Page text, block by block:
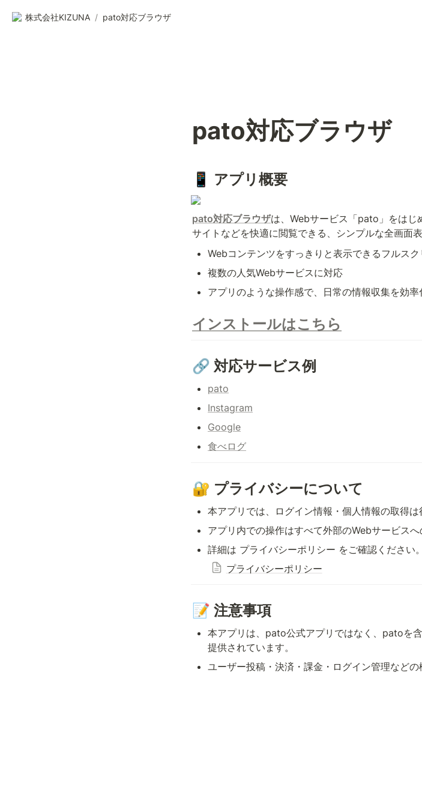
株式会社KIZUNA / pato対応ブラウザ
pato対応ブラウザ
📱 アプリ概要
pato対応ブラウザは、Webサービス「pato」をは
サイトなどを快適に閲覧できる、シンプルな全画面
Webコンテンツをすっきりと表示できるフルス
複数の人気Webサービスに対応
アプリのような操作感で、日常の情報収集を効率
インストールはこちら
🔗 対応サービス例
pato
Instagram
Google
食べログ
🔐 プライバシーについて
本アプリでは、ログイン情報・個人情報の取得は
アプリ内での操作はすべて外部のWebサービス
詳細は プライバシーポリシー をご確認ください。
プライバシーポリシー
📝 注意事項
本アプリは、pato公式アプリではなく、patoを
提供されています。
ユーザー投稿・決済・課金・ログイン管理などの